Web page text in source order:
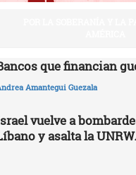
que financian
Amantegui Guezala
vuelve a
y asalta la